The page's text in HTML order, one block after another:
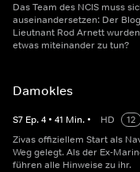
Das Team des NCIS muss
auseinandersetzen: Der
Lieutnant Rod Arnett
etwas miteinander zu tun?
Damokles
S7 Ep.4 • 41 Min. • HD
12
Zivas offiziellem Start als
Weg gelegt. Als der Ex-
führen alle Hinweise zu ihr.